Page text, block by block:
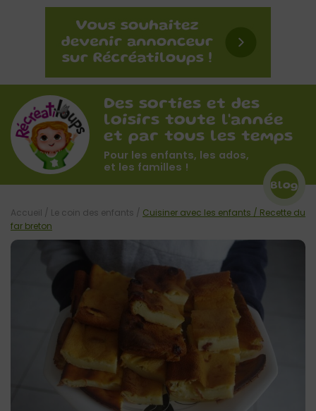
Des sorties et des
loisirs toute l'année
et par tous les temps
Pour les enfants, les ados,
et les familles !
Blog
Accueil / Le coin des enfants / Cuisiner avec les enfants / Recette du
far breton